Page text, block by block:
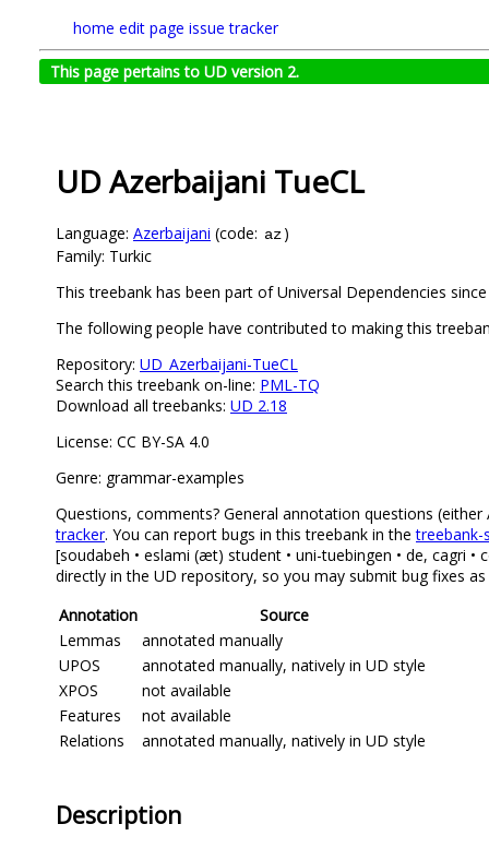
home edit page issue tracker
This page pertains to UD version 2.
UD Azerbaijani TueCL
Language: Azerbaijani (code: az)
Family: Turkic
This treebank has been part of Universal Dependencies
The following people have contributed to making this
Repository: UD_Azerbaijani-TueCL
Search this treebank on-line: PML-TQ
Download all treebanks: UD 2.18
License: CC BY-SA 4.0
Genre: grammar-examples
Questions, comments? General annotation questions
tracker. You can report bugs in this treebank in thetreebank-
[soudabeh • eslami (æt) student • uni-tuebingen • de, cagri
directly in the UD repository, so you may submit bug fixes
Annotation
Source
Lemmas
annotated manually
UPOS
annotated manually, natively in UD style
XPOS
not available
Features
not available
Relations
annotated manually, natively in UD style
Description